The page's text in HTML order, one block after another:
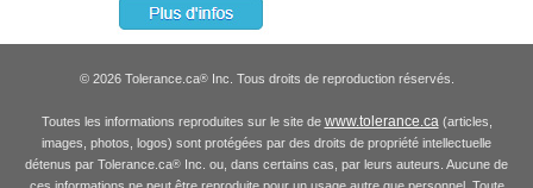
© 2026 Tolerance.ca®Inc. Tous droits de reproduction réservés.
Toutes les informations reproduites sur le site de www.tolerance.ca(articles,
images, photos, logos) sont protégées par des droits de propriété intellectuelle
détenus par Tolerance.ca® Inc. ou, dans certains cas, par leurs auteurs. Aucune de